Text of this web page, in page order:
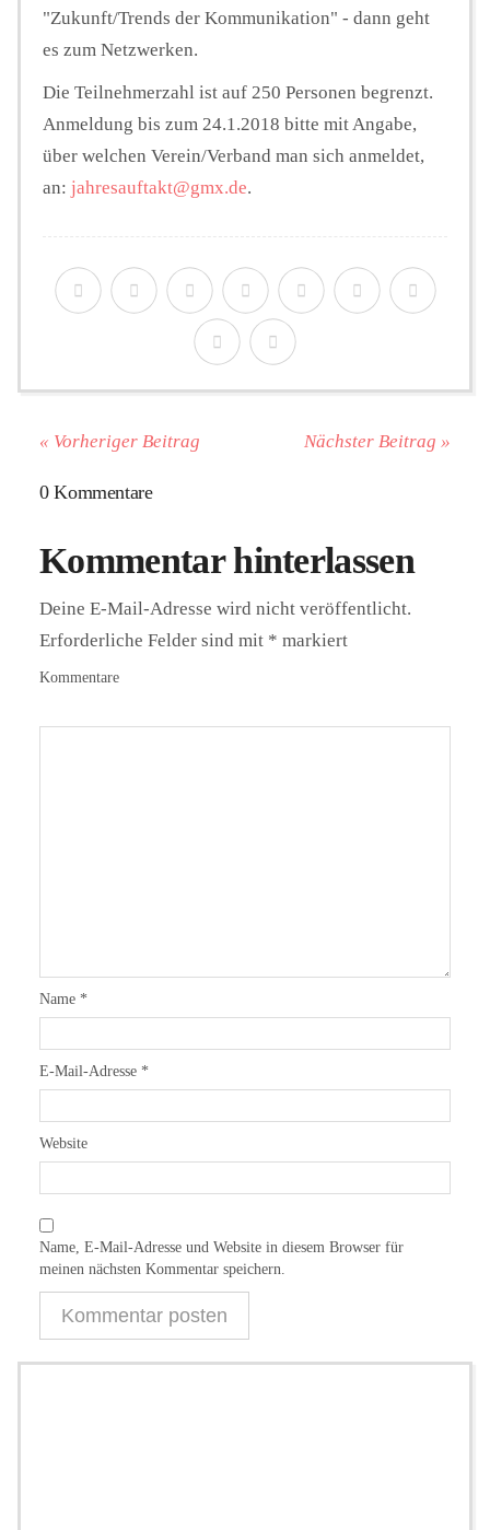
"Zukunft/Trends der Kommunikation" - dann geht
es zum Netzwerken.
Die Teilnehmerzahl ist auf 250 Personen begrenzt.
Anmeldung bis zum 24.1.2018 bitte mit Angabe,
über welchen Verein/Verband man sich anmeldet,
an: jahresauftakt@gmx.de.
« Vorheriger Beitrag Nächster Beitrag »
0 Kommentare
Kommentar hinterlassen
Deine E-Mail-Adresse wird nicht veröffentlicht.
Erforderliche Felder sind mit * markiert
Kommentare
Name *
E-Mail-Adresse *
Website
Name, E-Mail-Adresse und Website in diesem Browser für
meinen nächsten Kommentar speichern.